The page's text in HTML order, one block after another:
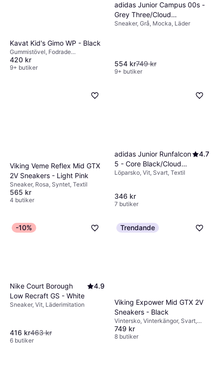
Kavat Kid's Gimo WP - Black
Gummistövel, Fodrade
gummistövlar, Vinterstövel,
Vinterkängor, Svart, Gummi
420 kr
9+ butiker
adidas Junior Campus 00s -
Grey Three/Cloud
White/Cloud White
Sneaker, Grå, Mocka, Läder
554 kr749 kr
9+ butiker
Viking Veme Reflex Mid GTX
2V Sneakers - Light Pink
Sneaker, Rosa, Syntet, Textil
565 kr
4 butiker
adidas Junior Runfalcon
5 - Core Black/Cloud
White/Core Black
4.7
Löparsko, Vit, Svart, Textil
346 kr
7 butiker
-10%
Nike Court Borough
Low Recraft GS - White
4.9
Sneaker, Vit, Läderimitation
416 kr463 kr
6 butiker
Trendande
Viking Expower Mid GTX 2V
Sneakers - Black
Vintersko, Vinterkängor, Svart,
Textil, Syntet, Gore-Tex, Gummi
749 kr
8 butiker